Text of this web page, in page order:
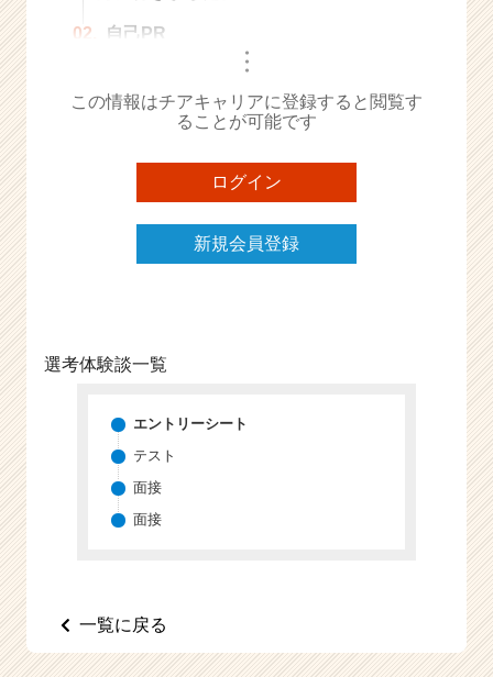
02.
自己PR
・・・
この情報はチアキャリアに登録すると閲覧す
ることが可能です
ログイン
新規会員登録
選考体験談一覧
エントリーシート
テスト
面接
面接
一覧に戻る